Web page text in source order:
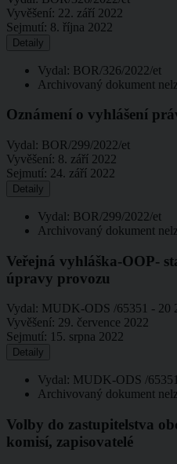
Vyvěšení: 22. září 2022
Sejmutí: 8. října 2022
Detaily
Vydal: BOR/326/2022/et
Archivovaný dokument
Oznámení o vyhlášení
Vydal: BOR/299/2022/et
Vyvěšení: 8. září 2022
Sejmutí: 24. září 2022
Detaily
Vydal: BOR/299/2022/et
Archivovaný dokument
Veřejná vyhláška-OOP-
úpravy provozu
Vydal: MUDK-ODS /65351 - 20
Vyvěšení: 29. července 2022
Sejmutí: 15. srpna 2022
Detaily
Vydal: MUDK-ODS /
Archivovaný dokument
Volby do zastupitelstva
komisí, zapisovatelé